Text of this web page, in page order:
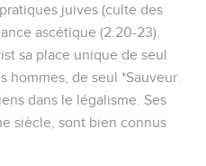
juives (culte des
ascétique (2.20-23).
sa place unique de seul
de seul *Sauveur.
dans le légalisme. Ses
siècle, sont bien connus